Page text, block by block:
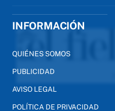
INFORMACIÓN
QUIÉNES SOMOS
PUBLICIDAD
AVISO LEGAL
POLÍTICA DE PRIVACIDAD